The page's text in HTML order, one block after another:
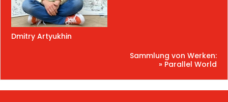
Dmitry Artyukhin
Sammlung von Werken:
» Parallel World